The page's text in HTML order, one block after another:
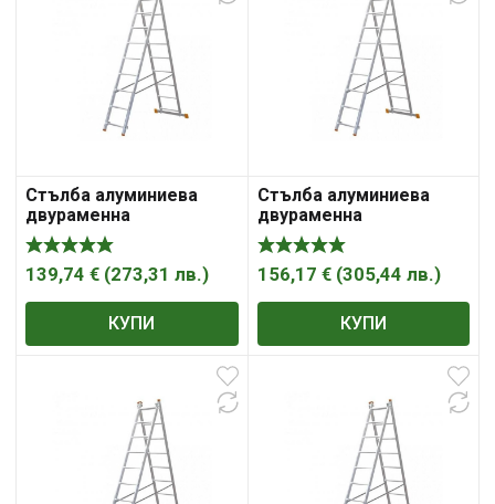
Стълба алуминиева
двураменна
комбинирана (2X10) STS
B10B2280
139,74 € (273,31 лв.)
КУПИ
Стълба алуминиева
двураменна
комбинирана (2X11) STS
B10B2300
156,17 € (305,44 лв.)
КУПИ